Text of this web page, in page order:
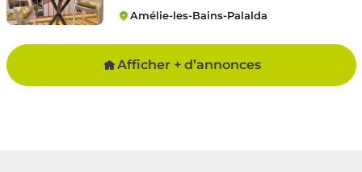
Amélie-les-Bains-Palalda
Afficher + d’annonces